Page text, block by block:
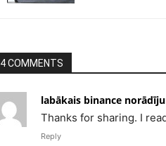
4 COMMENTS
labākais binance
Thanks for sharing. I
Reply